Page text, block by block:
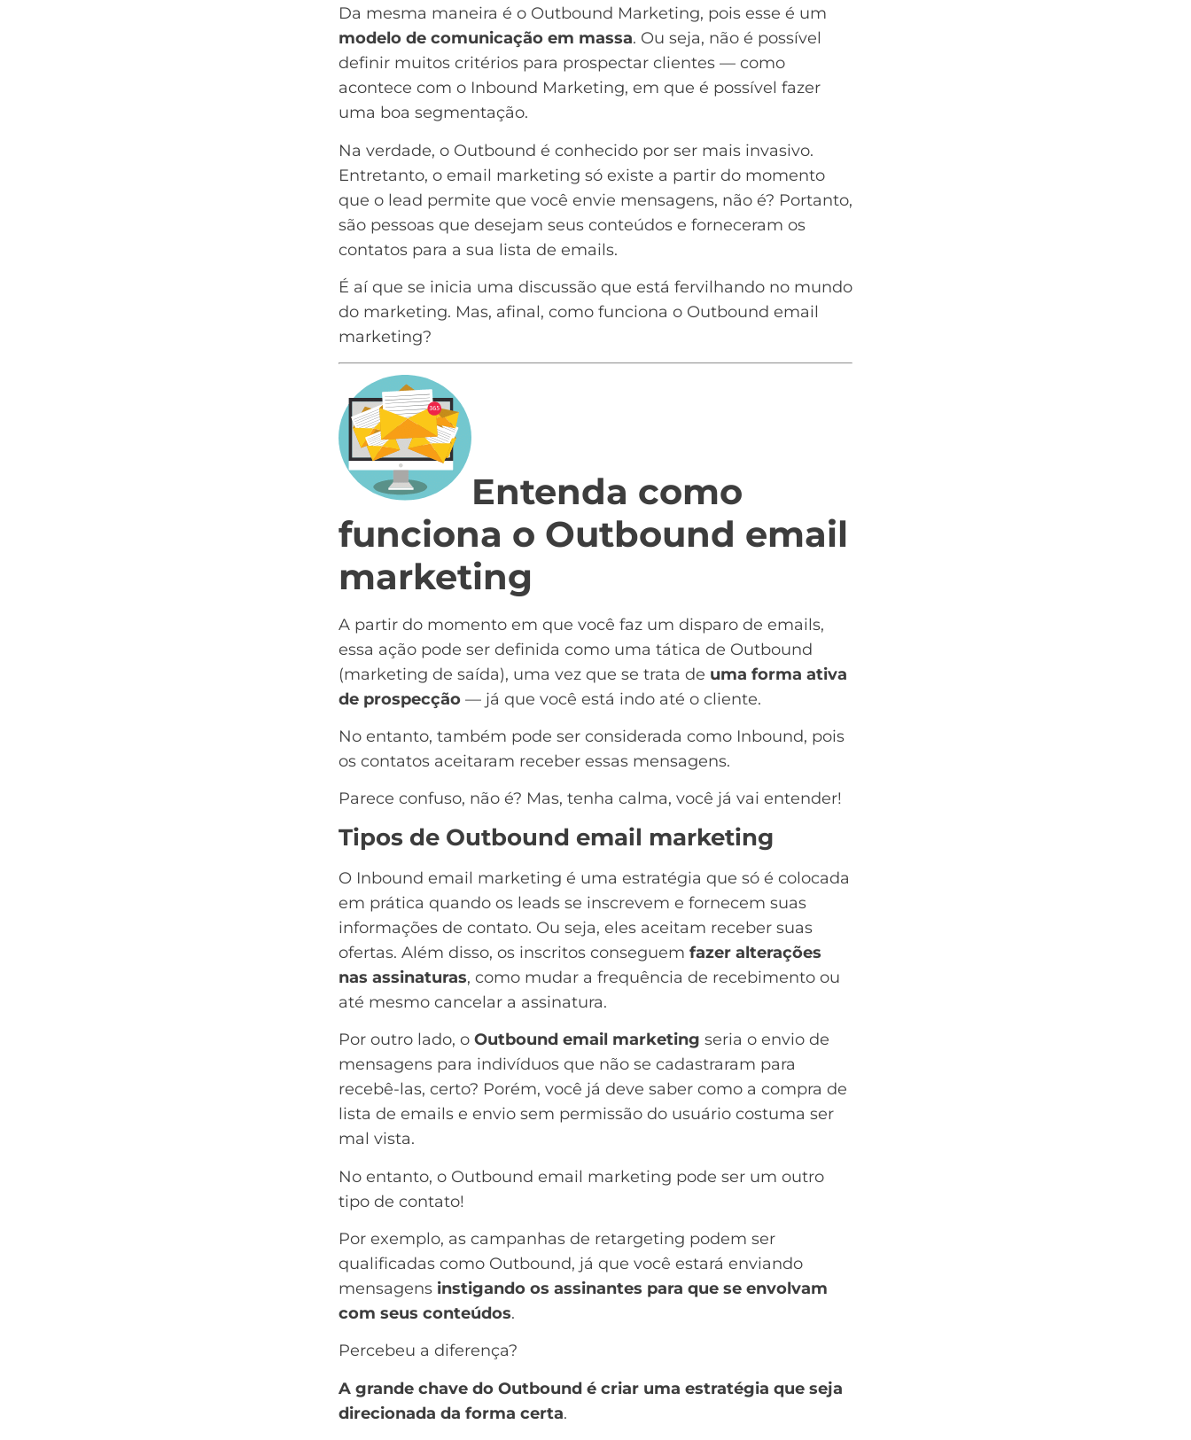
Da mesma maneira é o Outbound Marketing, pois esse é um
modelo de comunicação em massa. Ou seja, não é possível
definir muitos critérios para prospectar clientes — como
acontece com o Inbound Marketing, em que é possível fazer
uma boa segmentação.
Na verdade, o Outbound é conhecido por ser mais invasivo.
Entretanto, o email marketing só existe a partir do momento
que o lead permite que você envie mensagens, não é? Portanto,
são pessoas que desejam seus conteúdos e forneceram os
contatos para a sua lista de emails.
É aí que se inicia uma discussão que está fervilhando no mundo
do marketing. Mas, afinal, como funciona o Outbound email
marketing?
Entenda como
funciona o Outbound email
marketing
A partir do momento em que você faz um disparo de emails,
essa ação pode ser definida como uma tática de Outbound
(marketing de saída), uma vez que se trata de uma forma ativa
de prospecção — já que você está indo até o cliente.
No entanto, também pode ser considerada como Inbound, pois
os contatos aceitaram receber essas mensagens.
Parece confuso, não é? Mas, tenha calma, você já vai entender!
Tipos de Outbound email marketing
O Inbound email marketing é uma estratégia que só é colocada
em prática quando os leads se inscrevem e fornecem suas
informações de contato. Ou seja, eles aceitam receber suas
ofertas. Além disso, os inscritos conseguem fazer alterações
nas assinaturas, como mudar a frequência de recebimento ou
até mesmo cancelar a assinatura.
Por outro lado, o Outbound email marketing seria o envio de
mensagens para indivíduos que não se cadastraram para
recebê-las, certo? Porém, você já deve saber como a compra de
lista de emails e envio sem permissão do usuário costuma ser
mal vista.
No entanto, o Outbound email marketing pode ser um outro
tipo de contato!
Por exemplo, as campanhas de retargeting podem ser
qualificadas como Outbound, já que você estará enviando
mensagens instigando os assinantes para que se envolvam
com seus conteúdos.
Percebeu a diferença?
A grande chave do Outbound é criar uma estratégia que seja
direcionada da forma certa.